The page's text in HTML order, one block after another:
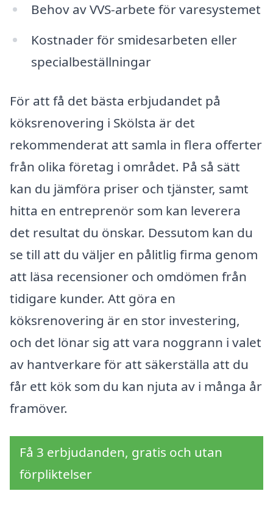
Behov av VVS-arbete för varesystemet
Kostnader för smidesarbeten eller
specialbeställningar
För att få det bästa erbjudandet på
köksrenovering i Skölsta är det
rekommenderat att samla in flera offerter
från olika företag i området. På så sätt
kan du jämföra priser och tjänster, samt
hitta en entreprenör som kan leverera
det resultat du önskar. Dessutom kan du
se till att du väljer en pålitlig firma genom
att läsa recensioner och omdömen från
tidigare kunder. Att göra en
köksrenovering är en stor investering,
och det lönar sig att vara noggrann i valet
av hantverkare för att säkerställa att du
får ett kök som du kan njuta av i många år
framöver.
Få 3 erbjudanden, gratis och utan
förpliktelser